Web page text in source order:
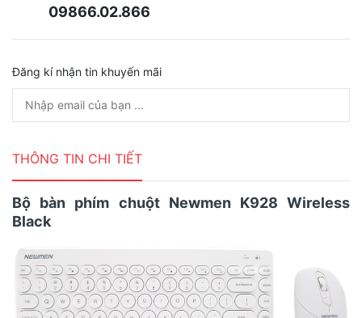
09866.02.866
Đăng kí nhận tin khuyến mãi
THÔNG TIN CHI TIẾT
Bộ bàn phím chuột Newmen K928 Wireless
Black